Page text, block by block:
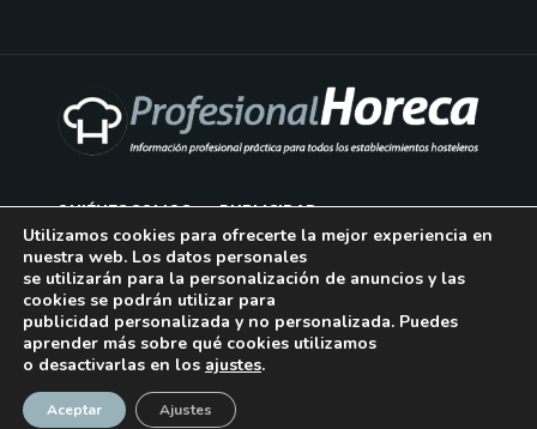
QUIÉNES SOMOS PUBLICIDAD
AVISO LEGAL
POLÍTICA DE COOKIES
POLÍTICA DE PRIVACIDAD
CONTACTO
¡Suscríbase!
Utilizamos cookies para ofrecerte la mejor experiencia en
nuestra web. Los datos personales
se utilizarán para la personalización de anuncios y las
cookies se podrán utilizar para
publicidad personalizada y no personalizada. Puedes
aprender más sobre qué cookies utilizamos
o desactivarlas en los ajustes.
Aceptar Ajustes